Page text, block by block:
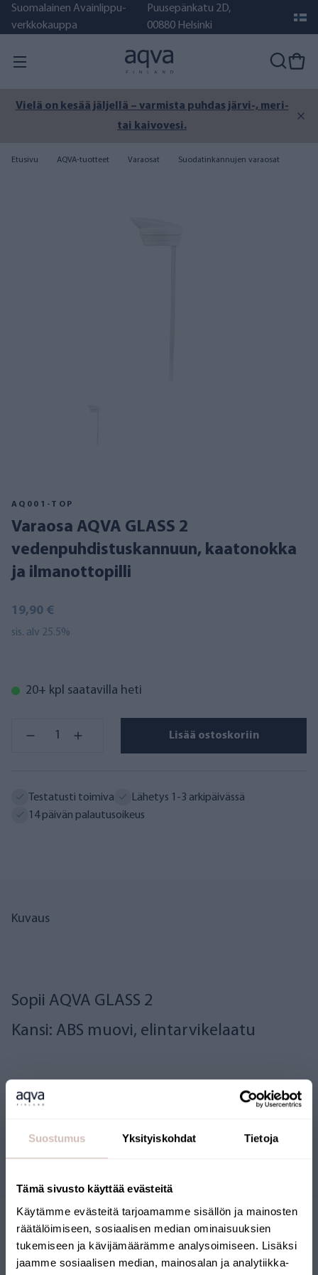
Suostumus Yksityiskohdat Tietoja
Tämä sivusto käyttää evästeitä
Käytämme evästeitä tarjoamamme sisällön ja mainosten
räätälöimiseen, sosiaalisen median ominaisuuksien
tukemiseen ja kävijämäärämme analysoimiseen. Lisäksi
jaamme sosiaalisen median, mainosalan ja analytiikka-
Suomalainen Avainlippu-
verkkokauppa
Puusepänkatu 2D,
00880 Helsinki
Vielä on kesää jäljellä – varmista puhdas järvi-, meri-
tai kaivovesi.
Etusivu AQVA-tuotteet Varaosat Suodatinkannujen varaosat
AQ001-TOP
Varaosa AQVA GLASS 2
vedenpuhdistuskannuun, kaatonokka
ja ilmanottopilli
19,90 €
sis. alv 25.5%
20+ kpl saatavilla heti
Lisää ostoskoriin
Testatusti toimiva
Lähetys 1-3 arkipäivässä
14 päivän palautusoikeus
Kuvaus
Sopii AQVA GLASS 2
Kansi: ABS muovi, elintarvikelaatu
Kysymyksiä